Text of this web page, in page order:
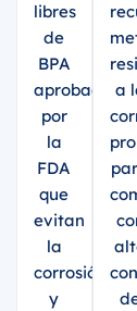
libres
de
BPA
aprobados
por
la
FDA
que
evitan
la
corrosión
y
a